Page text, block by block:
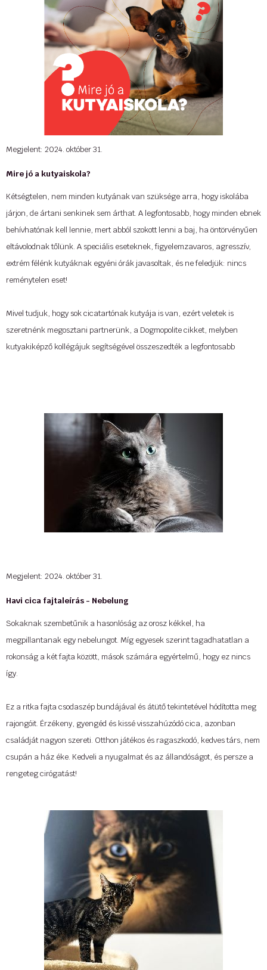
történő játékot, szocializálást és szakszerű, hozzáértő gondozást
biztosítunk, teljes ellátással. Kérésre gazdi által megadott tápot és – adott
esetben – táplálék-kiegészítőket adunk, figyelembe vesszük a cica
igényeit, szokásait.
Minden adatot az ügyféllel történő találkozás alkalmával feljegyezzük, és
annak megfelelően gondozzuk kiskedvencét. A panziók 0-24 órában
felügyeltek és szükség esetén állatorvost is biztosítanak. Győződjön meg
saját szemével, hogy milyen jó hely a Cat-O-Lodge a naponta
Facebook- ésInstagram-oldalunkon keresztül! A
szolgáltatásainkról bővebben
...
Megjelent: 2024. október 31.
Mire jó a kutyaiskola?
Kétségtelen, nem minden kutyának van szüksége arra, hogy iskolába
járjon, de ártani senkinek sem árthat. A legfontosabb, hogy minden ebnek
behívhatónak kell lennie, mert abból szokott lenni a baj, ha öntörvényűen
eltávolodnak tőlünk. A speciális eseteknek, figyelemzavaros, agresszív,
extrém félénk kutyáknak egyéni órák javasoltak, és ne feledjük: nincs
reménytelen eset!
Mivel tudjuk, hogy sok cicatartónak kutyája is van, ezért veletek is
szeretnénk megosztani partnerünk, a Dogmopolite cikket, melyben
kutyakiképző kollégájuk segítségével összeszedték a legfontosabb
Forrás: dogmopolite.hu, Béres Máté
Megjelent: 2024. október 31.
Havi cica fajtaleírás - Nebelung
Sokaknak szembetűnik a hasonlóság az orosz kékkel, ha
megpillantanak egy nebelungot. Míg egyesek szerint tagadhatatlan a
rokonság a két fajta között, mások számára egyértelmű, hogy ez nincs
így.
Ez a ritka fajta csodaszép bundájával és átütő tekintetével hódította meg
rajongóit. Érzékeny, gyengéd és kissé visszahúzódó cica, azonban
családját nagyon szereti. Otthon játékos és ragaszkodó, kedves társ, nem
csupán a ház éke. Kedveli a nyugalmat és az állandóságot, és persze a
rengeteg cirógatást!
ezekben az almokban, de őket csak házi kedvencekként tartották, nem
jegyeztették be. Cora Cobb azonban felfigyelt ezekre a macskákra, az
1990-es években azt szorgalmazta, hogy őket is jegyezzék be.